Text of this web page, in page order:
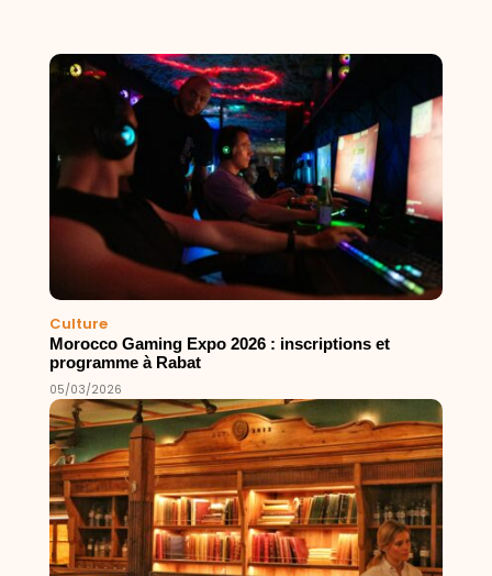
Culture
Morocco Gaming Expo 2026 : inscriptions et
programme à Rabat
05/03/2026